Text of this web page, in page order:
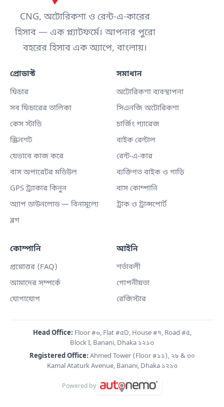
CNG, অটোরিকশা ও রেন্ট-এ-কারের
হিসাব — এক প্ল্যাটফর্মে। আপনার পুরো
বহরের হিসাব এক অ্যাপে, বাংলায়।
প্রোডাক্ট
ফিচার
সব ফিচারের তালিকা
কেস স্টাডি
স্ক্রিনশট
যেভাবে কাজ করে
বাস অপারেটর মডিউল
GPS ট্র্যাকার কিনুন
অ্যাপ ডাউনলোড — বিনামূল্যে
ব্লগ
সমাধান
অটোরিকশা ব্যবস্থাপনা
সিএনজি অটোরিকশা
চার্জিং গ্যারেজ
বাইক রেন্টাল
রেন্ট-এ-কার
ব্যক্তিগত বাইক ও গাড়ি
বাস কোম্পানি
ট্রাক ও ট্রান্সপোর্ট
কোম্পানি
প্রশ্নোত্তর (FAQ)
আমাদের সম্পর্কে
যোগাযোগ
আইনি
শর্তাবলী
গোপনীয়তা
রেজিস্টার
Head Office:Floor #৬, Flat #৫D, House #৭, Road #৫,
Block I, Banani, Dhaka ১২১৩
Registered Office:Ahmed Tower (Floor #১১), ২৮ & ৩০
Kamal Ataturk Avenue, Banani, Dhaka ১২১৩
Powered by